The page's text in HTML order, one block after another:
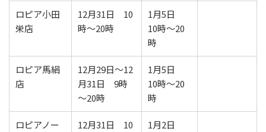
ロピア小田
栄店
12月31日 10
時～20時
1月5日
10時～20
時
ロピア馬絹
店
12月29日～12
月31日 9時
～20時
1月5日
10時～20
時
ロピアノー
12月31日 10
1月2日